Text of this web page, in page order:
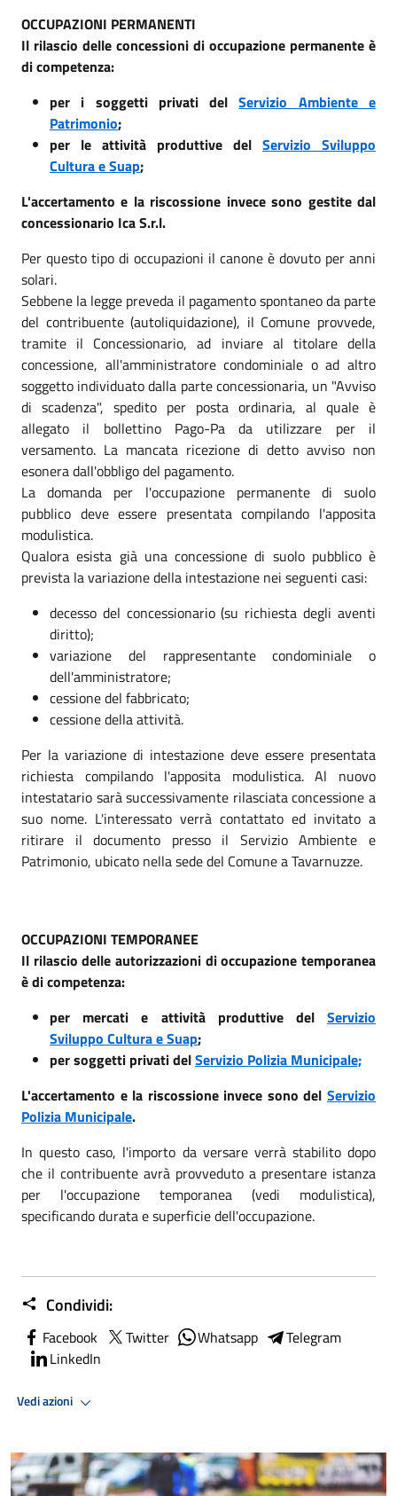
OCCUPAZIONI PERMANENTI
Il rilascio delle concessioni di occupazione permanente è
di competenza:
per i soggetti privati delServizio Ambiente e
Patrimonio;
per le attività produttive del Servizio Sviluppo
Cultura e Suap;
L'accertamento e la riscossione invece sono gestite dal
concessionario Ica S.r.l.
Per questo tipo di occupazioni il canone è dovuto per anni
solari.
Sebbene la legge preveda il pagamento spontaneo da parte
del contribuente (autoliquidazione), il Comune provvede,
tramite il Concessionario, ad inviare al titolare della
concessione, all'amministratore condominiale o ad altro
soggetto individuato dalla parte concessionaria, un "Avviso
di scadenza", spedito per posta ordinaria, al quale è
allegato il bollettino Pago-Pa da utilizzare per il
versamento. La mancata ricezione di detto avviso non
esonera dall'obbligo del pagamento.
La domanda per l'occupazione permanente di suolo
pubblico deve essere presentata compilando l'apposita
modulistica.
Qualora esista già una concessione di suolo pubblico è
prevista la variazione della intestazione nei seguenti casi:
decesso del concessionario (su richiesta degli aventi
diritto);
variazione del rappresentante condominiale o
dell'amministratore;
cessione del fabbricato;
cessione della attività.
Per la variazione di intestazione deve essere presentata
richiesta compilando l'apposita modulistica. Al nuovo
intestatario sarà successivamente rilasciata concessione a
suo nome. L'interessato verrà contattato ed invitato a
ritirare il documento presso il Servizio Ambiente e
Patrimonio, ubicato nella sede del Comune a Tavarnuzze.
OCCUPAZIONI TEMPORANEE
Il rilascio delle autorizzazioni di occupazione temporanea
è di competenza:
per mercati e attività produttive del Servizio
Sviluppo Cultura e Suap;
per soggetti privati delServizio Polizia Municipale;
L'accertamento e la riscossione invece sono del Servizio
Polizia Municipale.
In questo caso, l'importo da versare verrà stabilito dopo
che il contribuente avrà provveduto a presentare istanza
per l'occupazione temporanea (vedi modulistica),
specificando durata e superficie dell'occupazione.
Condividi:
Facebook Twitter Whatsapp
Telegram
LinkedIn
Vedi azioni